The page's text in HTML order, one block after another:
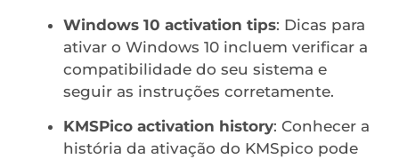
Windows 10 activation tips: Dicas para
ativar o Windows 10 incluem verificar a
compatibilidade do seu sistema e
seguir as instruções corretamente.
KMSPico activation history: Conhecer a
história da ativação do KMSpico pode